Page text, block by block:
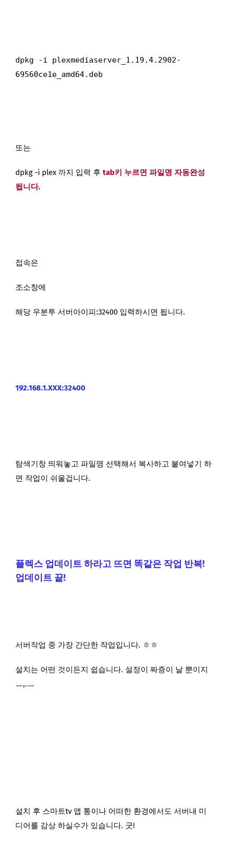
dpkg -i ﻿plexmediaserver_1.19.4.2902-
69560ce1e_amd64.deb
또는
dpkg -i plex 까지 입력 후 tab키 누르면 파일명 자동완성
됩니다.
접속은
조소창에
해당 우분투 서버아이피:32400 입력하시면 됩니다.
192.168.1.XXX:32400
탐색기창 띄워놓고 파일명 선택해서 복사하고 붙여넣기 하
면 작업이 쉬울겁니다.
플렉스 업데이트 하라고 뜨면 똑같은 작업 반복!
업데이트 끝!
서버작업 중 가장 간단한 작업입니다. ㅎㅎ
설치는 어떤 것이든지 쉽습니다. 설정이 짜증이 날 뿐이지
ㅡ,.ㅡ
설치 후 스마트tv 앱 통이나 어떠한 환경에서도 서버내 미
디어를 감상 하실수가 있습니다. 굿!